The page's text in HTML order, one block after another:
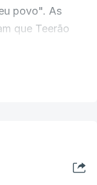
povo". As
que Teerão